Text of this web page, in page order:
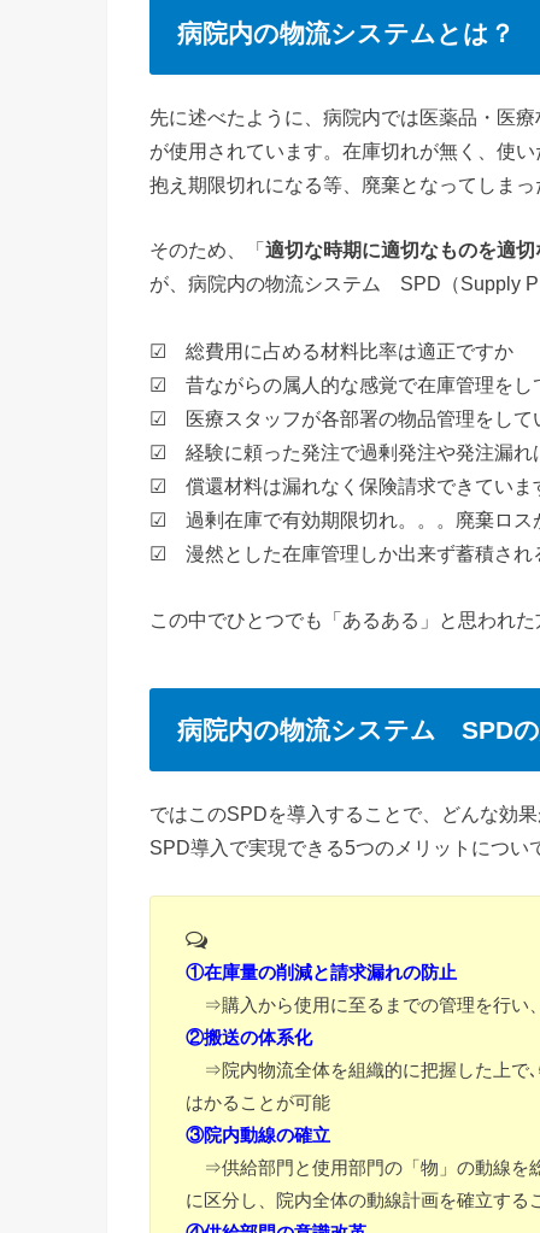
病院内の物流システムとは？
先に述べたように、病院内では医薬品・医
が使用されています。在庫切れが無く、使
抱え期限切れになる等、廃棄となってしま
そのため、「 適切な時期に適切なものを適切
が、病院内の物流システム SPD（Supply
☑ 総費用に占める材料比率は適正ですか
☑ 昔ながらの属人的な感覚で在庫管理をし
☑ 医療スタッフが各部署の物品管理をして
☑ 経験に頼った発注で過剰発注や発注漏れ
☑ 償還材料は漏れなく保険請求できていま
☑ 過剰在庫で有効期限切れ。。。廃棄ロス
☑ 漫然とした在庫管理しか出来ず蓄積され
この中でひとつでも「あるある」と思われ
病院内の物流システム SPD
ではこのSPDを導入することで、どんな効
SPD導入で実現できる5つのメリットについ
①在庫量の削減と請求漏れの防止
⇒購入から使用に至るまでの管理を行い
②搬送の体系化
⇒院内物流全体を組織的に把握した上で
はかることが可能
③院内動線の確立
⇒供給部門と使用部門の「物」の動線を
に区分し、院内全体の動線計画を確立する